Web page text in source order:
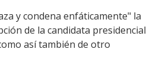
y condena enfáticamente" la
de la candidata presidencial
así también de otro